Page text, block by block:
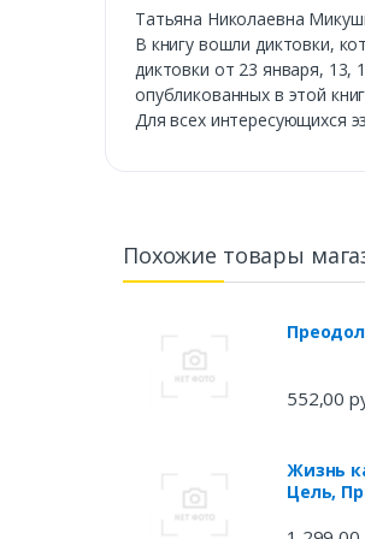
Татьяна Николаевна
В книгу вошли диктовки,
диктовки от 23 января, 13,
опубликованных в этой
Для всех интересующихся
Похожие товары
552,00
Жизнь
Цель,